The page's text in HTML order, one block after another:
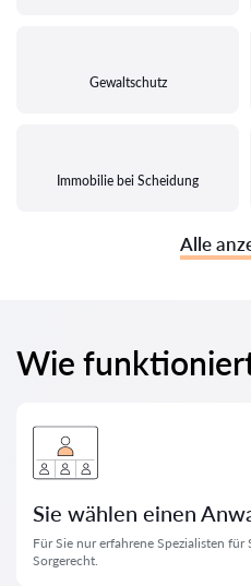
Gewaltschutz
Immobilie bei Scheidung
Alle
Wie
Sie wählen einen
Für Sie nur erfahrene Spezialisten
Sorgerecht.